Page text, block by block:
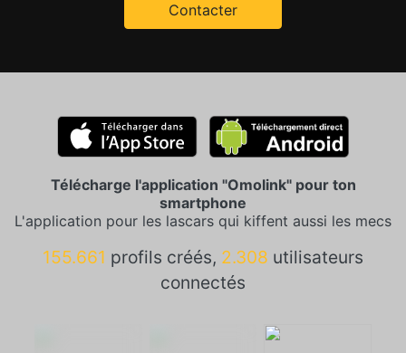
Contacter
Télécharge l'application "Omolink" pour ton
smartphone
L'application pour les lascars qui kiffent aussi les mecs
155.661 profils créés, 2.308 utilisateurs
connectés